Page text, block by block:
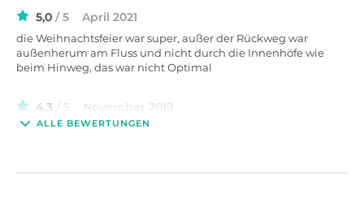
5,0 / 5 April 2021
die Weihnachtsfeier war super, außer der Rückweg war
außenherum am Fluss und nicht durch die Innenhöfe wie
beim Hinweg, das war nicht Optimal
4,3 / 5 November 2019
Hat alles super geklappt. Sebastian hat uns vor Ort jeden
ALLE BEWERTUNGEN